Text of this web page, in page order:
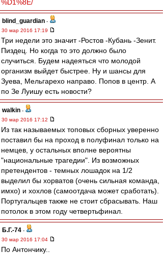
%D1%8E/
blind_guardian -
30 мар 2016 17:19
Три недели это значит -Ростов -Кубань -Зенит.
Пиздец. Но когда то это должно было
случиться. Будем надеяться что молодой
организм выйдет быстрее. Ну и шансы для
Зуева, Мельгарехо направо. Попов в центр. А
по Зе Луишу есть новости?
walkin -
30 мар 2016 17:12
Из так называемых топовых сборных уверенно
поставил бы на проход в полуфинал только на
немцев, у остальных вполне вероятны
"национальные трагедии". Из возможных
претендентов - темных лошадок на 1/2
выделил бы хорватов (очень сильная команда,
имхо) и хохлов (самоотдача может сработать).
Португальцев также не стоит сбрасывать. Наш
потолок в этом году четвертьфинал.
Б.Г.-74 -
30 мар 2016 17:04
По Антончику..